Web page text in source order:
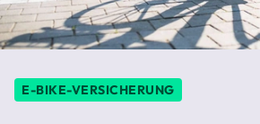
E-BIKE-VERSICHERUNG